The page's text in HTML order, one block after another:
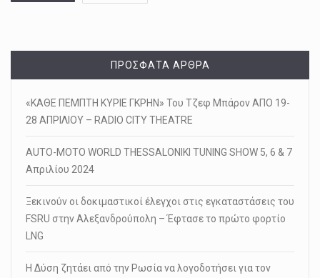
ΠΡΌΣΦΑΤΑ ΆΡΘΡΑ
«ΚΑΘΕ ΠΕΜΠΤΗ ΚΥΡΙΕ ΓΚΡΗΝ» Του Τζεφ Μπάρον ΑΠΟ 19-
28 ΑΠΡΙΛΙΟΥ – RADIO CITY THEATRE
AUTO-MOTO WORLD THESSALONIKI TUNING SHOW 5, 6 & 7
Απριλίου 2024
Ξεκινούν οι δοκιμαστικοί έλεγχοι στις εγκαταστάσεις του
FSRU στην Αλεξανδρούπολη – Έφτασε το πρώτο φορτίο
LNG
Η Δύση ζητάει από την Ρωσία να λογοδοτήσει για τον